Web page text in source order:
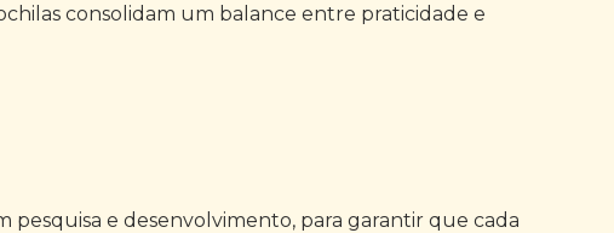
consolidam um balance entre praticidade e
e desenvolvimento, para garantir que cada